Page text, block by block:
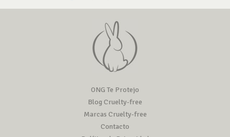
ONG Te Protejo
Blog Cruelty-free
Marcas Cruelty-free
Contacto